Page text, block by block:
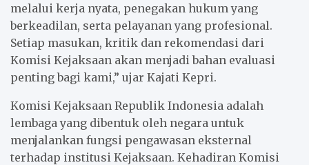
melalui kerja nyata, penegakan hukum yang
berkeadilan, serta pelayanan yang profesional.
Setiap masukan, kritik dan rekomendasi dari
Komisi Kejaksaan akan menjadi bahan evaluasi
penting bagi kami,” ujar Kajati Kepri.
Komisi Kejaksaan Republik Indonesia adalah
lembaga yang dibentuk oleh negara untuk
menjalankan fungsi pengawasan eksternal
terhadap institusi Kejaksaan. Kehadiran Komisi